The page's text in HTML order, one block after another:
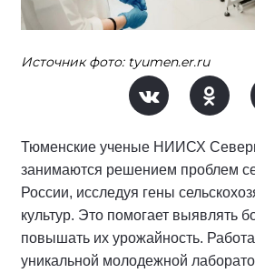
Источник фото: tyumen.er.ru
Тюменские ученые НИИСХ
занимаются решением проблем
России, исследуя гены
культур. Это помогает выявлять
повышать их урожайность.
уникальной молодежной